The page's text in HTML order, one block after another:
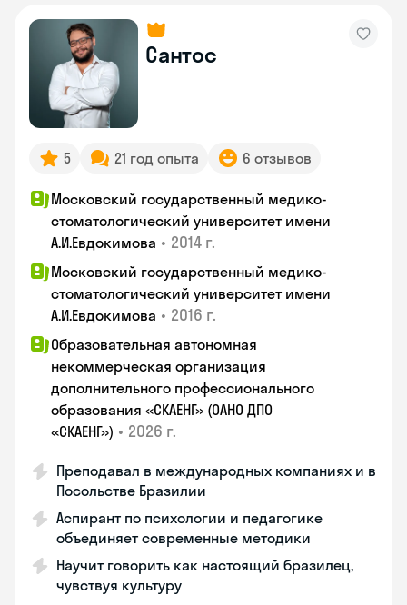
Сантос
5 21 год опыта 6 отзывов
Московский государственный медико-
стоматологический университет имени
А.И.Евдокимова • 2014 г.
Московский государственный медико-
стоматологический университет имени
А.И.Евдокимова • 2016 г.
Образовательная автономная
некоммерческая организация
дополнительного профессионального
образования «СКАЕНГ» (ОАНО ДПО
«СКАЕНГ») • 2026 г.
Преподавал в международных компаниях и в
Посольстве Бразилии
Аспирант по психологии и педагогике
объединяет современные методики
Научит говорить как настоящий бразилец,
чувствуя культуру